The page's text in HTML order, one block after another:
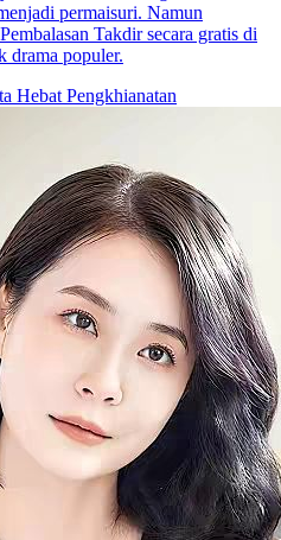
permaisuri. Namun
Takdir secara gratis di
drama populer.
Hebat Pengkhianatan